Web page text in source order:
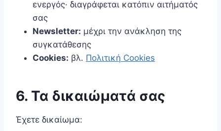
ενεργός· διαγράφεται κατόπιν αιτήματός
σας
Newsletter: μέχρι την ανάκληση της
συγκατάθεσης
Cookies: βλ. Πολιτική Cookies
6. Τα δικαιώματά σας
Έχετε δικαίωμα: